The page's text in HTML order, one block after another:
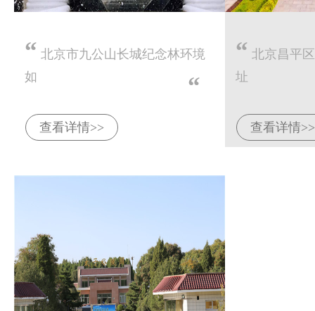
“ 北京市九公山长城纪念林环境
如
“
查看详情>>
“ 北京昌平
址
查看详情>>